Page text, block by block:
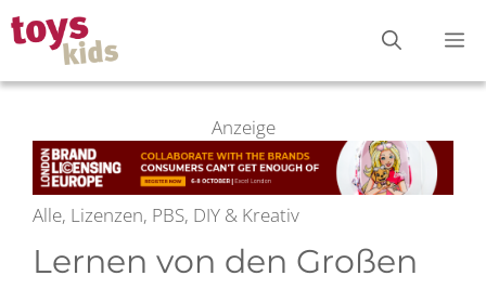
Zum
Inhalt
springen
Anzeige
Alle, Lizenzen, PBS, DIY & Kreativ
Lernen von den Großen